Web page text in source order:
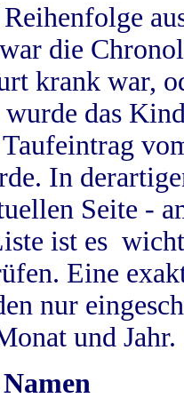
die
krank war,
das
Taufeintrag
In
Seite -
ist es
Eine
nur
und Jahr.